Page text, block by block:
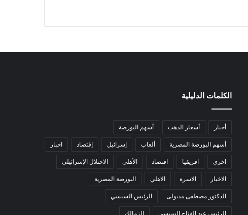
الكلمات الدليلية
أخبار أسعار الذهب أسهم البورصة
أسهم البورصة المصرية ألعاب إسرائيل إقتصاد اخبار
اخري افريقيا اقتصاد الأهلي الاحتلال الإسرائيلي
الاخبار الاسرة الاهلي البورصة المصرية
الدكتور مصطفى مدبولى الرئيس السيسي
الرئيس عبد الفتاح السيسي الزمالك